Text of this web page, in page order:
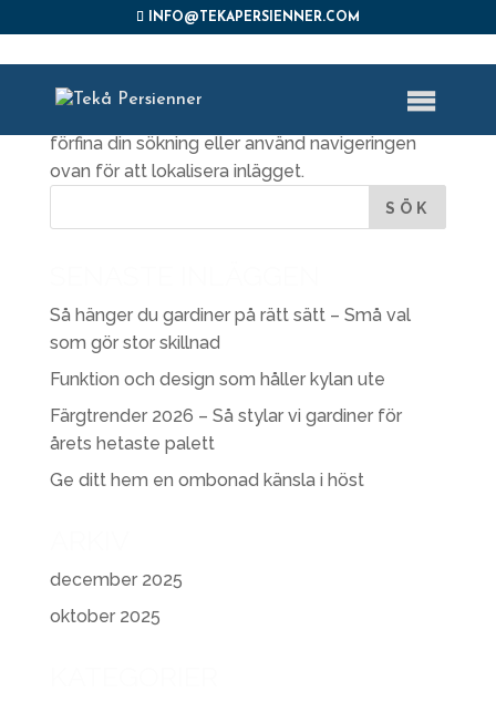
INFO@TEKAPERSIENNER.COM
förfina din sökning eller använd navigeringen
ovan för att lokalisera inlägget.
Så hänger du gardiner på rätt sätt – Små val
som gör stor skillnad
Funktion och design som håller kylan ute
Färgtrender 2026 – Så stylar vi gardiner för
årets hetaste palett
Ge ditt hem en ombonad känsla i höst
december 2025
oktober 2025